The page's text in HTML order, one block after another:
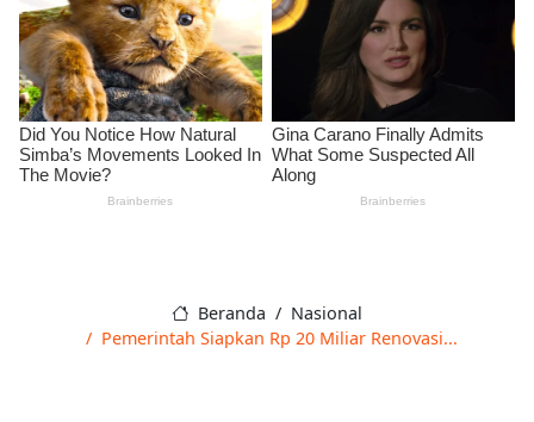
Beranda
Nasional
Pemerintah Siapkan Rp 20 Miliar Renovasi...